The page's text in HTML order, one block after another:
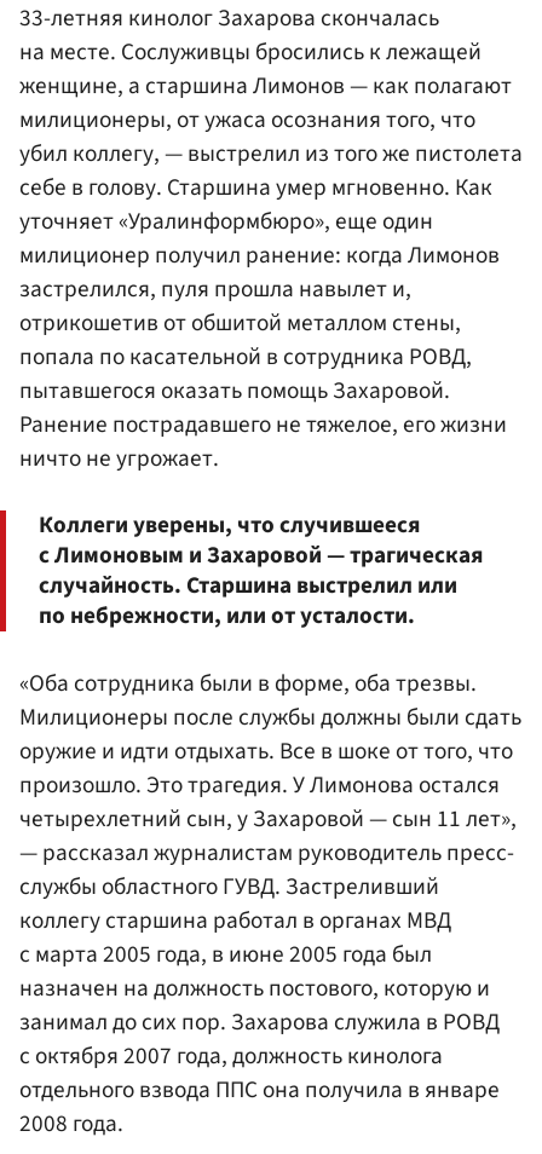
33-летняя кинолог Захарова скончалась
на месте. Сослуживцы бросились к лежащей
женщине, а старшина Лимонов — как полагают
милиционеры, от ужаса осознания того, что
убил коллегу, — выстрелил из того же пистолета
себе в голову. Старшина умер мгновенно. Как
уточняет«Уралинформбюро», еще один
милиционер получил ранение: когда Лимонов
застрелился, пуля прошла навылет и,
отрикошетив от обшитой металлом стены,
попала по касательной в сотрудника РОВД,
пытавшегося оказать помощь Захаровой.
Ранение пострадавшего не тяжелое, его жизни
ничто не угрожает.
Коллеги уверены, что случившееся
с Лимоновым и Захаровой — трагическая
случайность. Старшина выстрелил или
по небрежности, или от усталости.
«Оба сотрудника были в форме, оба трезвы.
Милиционеры после службы должны были сдать
оружие и идти отдыхать. Все в шоке от того, что
произошло. Это трагедия. У Лимонова остался
четырехлетний сын, у Захаровой — сын 11 лет»,
— рассказал журналистам руководитель пресс-
службы областного ГУВД. Застреливший
коллегу старшина работал в органах МВД
с марта 2005 года, в июне 2005 года был
назначен на должность постового, которую и
занимал до сих пор. Захарова служила в РОВД
с октября 2007 года, должность кинолога
отдельного взвода ППС она получила в январе
2008 года.